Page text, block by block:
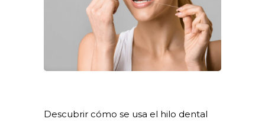
Descubrir cómo se usa el hilo dental